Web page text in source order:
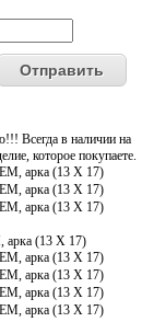
Всегда в наличии на
которое покупаете.
арка (13 Х 17)